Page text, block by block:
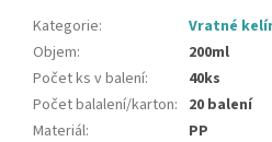
Kategorie:
Vratné
Objem:
200ml
Počet ks v balení:
40ks
Počet balalení/karton: 20 balení
Materiál: PP